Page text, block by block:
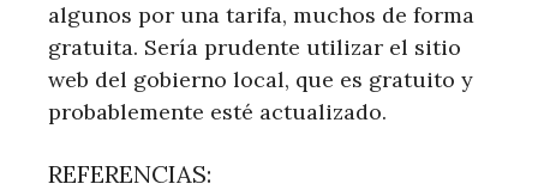
algunos por una tarifa, muchos de forma
gratuita. Sería prudente utilizar el sitio
web del gobierno local, que es gratuito y
probablemente esté actualizado.
REFERENCIAS: